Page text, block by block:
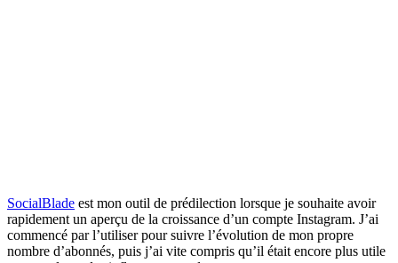
SocialBlade est mon outil de prédilection lorsque je souhaite avoir
rapidement un aperçu de la croissance d’un compte Instagram. J’ai
commencé par l’utiliser pour suivre l’évolution de mon propre
nombre d’abonnés, puis j’ai vite compris qu’il était encore plus utile